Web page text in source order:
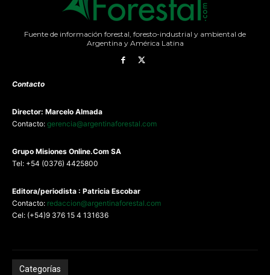
Fuente de información forestal, foresto-industrial y ambiental de
Argentina y América Latina
Contacto
Director: Marcelo Almada
Contacto: gerencia@argentinaforestal.com
Grupo Misiones Online.Com SA
Tel: +54 (0376) 4425800
Editora/periodista : Patricia Escobar
Contacto: redaccion@argentinaforestal.com
Cel: (+54)9 376 15 4 131636
Categorías